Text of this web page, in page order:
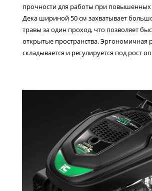
прочности для работы при повышенных
Дека шириной 50 см захватывает
травы за один проход, что позволяет
открытые пространства. Эргономичная
складывается и регулируется под рост